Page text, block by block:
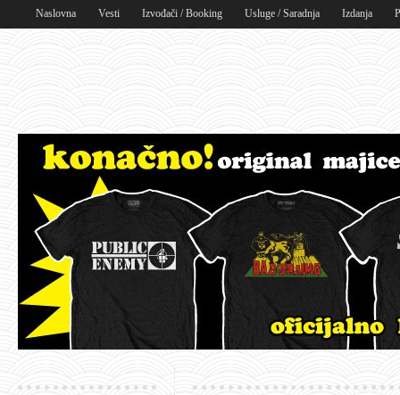
Naslovna Vesti Izvođači / Booking Usluge / Saradnja Izdanja